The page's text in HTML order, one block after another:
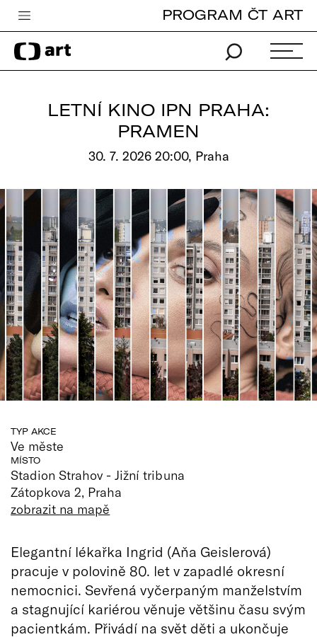
Česká televize
Zpravodajství
Vše o ČT
PROGRAM ČT ART
LETNÍ KINO IPN PRAHA:
PRAMEN
30. 7. 2026 20:00, Praha
TYP AKCE
Ve měste
MÍSTO
Stadion Strahov - Jižní tribuna
Zátopkova 2, Praha
zobrazit na mapě
Elegantní lékařka Ingrid (Aňa Geislerová)
pracuje v polovině 80. let v zapadlé okresní
nemocnici. Sevřená vyčerpaným manželstvím
a stagnující kariérou věnuje většinu času svým
pacientkám. Přivádí na svět děti a ukončuje